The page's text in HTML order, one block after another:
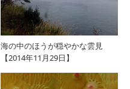
海の中のほうが穏やかな雲見
【2014年11月29日】